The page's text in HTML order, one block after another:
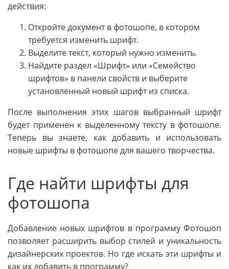
действия:
Откройте документ в фотошопе, в котором
требуется изменить шрифт.
Выделите текст, который нужно изменить.
Найдите раздел «Шрифт» или «Семейство
шрифтов» в панели свойств и выберите
установленный новый шрифт из списка.
После выполнения этих шагов выбранный шрифт
будет применен к выделенному тексту в фотошопе.
Теперь вы знаете, как добавить и использовать
новые шрифты в фотошопе для вашего творчества.
Где найти шрифты для
фотошопа
Добавление новых шрифтов в программу Фотошоп
позволяет расширить выбор стилей и уникальность
дизайнерских проектов. Но где искать эти шрифты и
как их добавить в программу?